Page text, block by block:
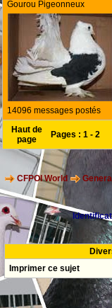
Gourou Pigeonneux
14096 messages postés
Haut de
page
Pages : 1 - 2
CFPOI World General
Imprimer ce sujet